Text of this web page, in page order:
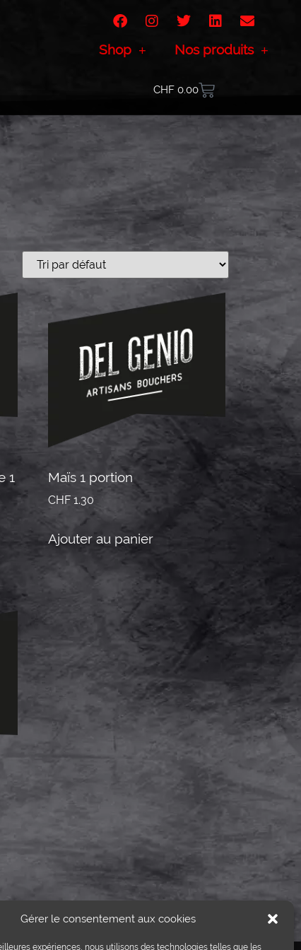
Gérer le consentement aux cookies
expériences, nous utilisons des technologies telles que les
Shop Nos produits
CHF0.00
1
Maïs 1 portion
CHF 1.30
Ajouter au panier